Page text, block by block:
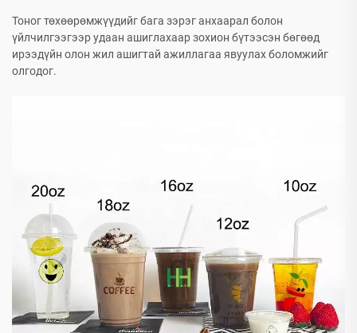
Тоног төхөөрөмжүүдийг бага зэрэг анхаарал болон
үйлчилгээгээр удаан ашиглахаар зохион бүтээсэн бөгөөд
ирээдүйн олон жил ашигтай ажиллагаа явуулах боломжийг
олгодог.